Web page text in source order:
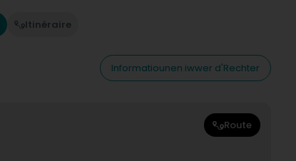
Itinéraire
Informatiounen iwwer d'Rechter
Route